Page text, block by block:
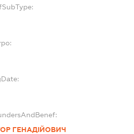
ГЕНАДІЙОВИЧ